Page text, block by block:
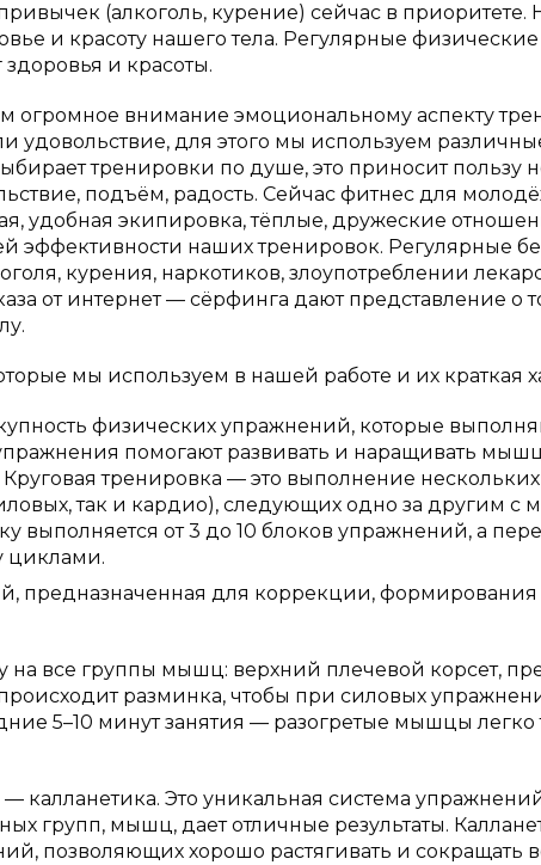
(алкоголь, курение) сейчас в приоритете.
и красоту нашего тела. Регулярные физические
и красоты.
внимание эмоциональному аспекту
удовольствие, для этого мы используем
тренировки по душе, это приносит пользу
подъём, радость. Сейчас фитнес для
удобная экипировка, тёплые, дружеские
эффективности наших тренировок. Регулярные
курения, наркотиков, злоупотреблении
от интернет — сёрфинга дают представление о
мы используем в нашей работе и их краткая
физических упражнений, которые
помогают развивать и наращивать
тренировка — это выполнение нескольких
так и кардио), следующих одно за другим с
выполняется от 3 до 10 блоков упражнений, а
циклами.
предназначенная для коррекции,
на все группы мышц: верхний плечевой корсет,
разминка, чтобы при силовых
5–10 минут занятия — разогретые мышцы легко
калланетика. Это уникальная система
групп, мышц, дает отличные результаты.
позволяющих хорошо растягивать и сокращать